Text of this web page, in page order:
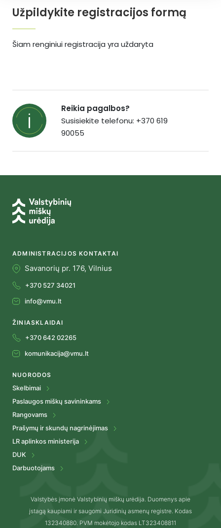
Užpildykite registracijos formą
Šiam renginiui registracija yra uždaryta
Reikia pagalbos?
Susisiekite telefonu: +370 619
90055
ADMINISTRACIJOS KONTAKTAI
Savanorių pr. 176, Vilnius
+370 527 34021
info@vmu.lt
ŽINIASKLAIDAI
+370 642 02265
komunikacija@vmu.lt
NUORODOS
Skelbimai
Paslaugos miškų savininkams
Rangovams
Prašymų ir skundų nagrinėjimas
LR aplinkos ministerija
DUK
Darbuotojams
Valstybės įmonė Valstybinių miškų urėdija. Duomenys apie
įstagą kaupiami ir saugomi Juridinių asmenų registre. Kodas
132340880. PVM mokėtojo kodas LT323408811